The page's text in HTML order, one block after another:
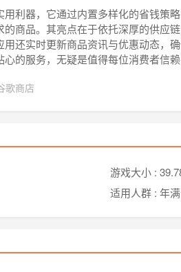
利器，它通过内置多样化的省钱策
商品。其亮点在于依托深厚的供应
还实时更新商品资讯与优惠动态，
的服务，无疑是值得每位消费者信赖
歌商店
游戏大小 :
适用人群 : 年